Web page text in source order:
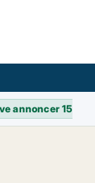
annoncer15.835